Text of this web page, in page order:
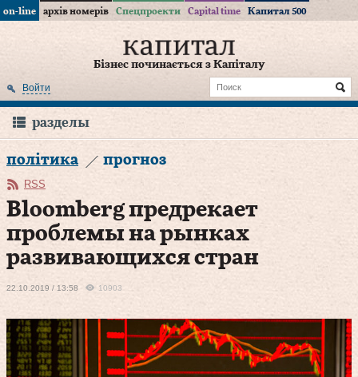
on-line архів номерів Спецпроекти Capital time Капитал 500
Бізнес починається з Капіталу
Войти
разделы
політика прогноз
RSS
Bloomberg предрекает
проблемы на рынках
развивающихся стран
22.10.2019 / 13:58 10903